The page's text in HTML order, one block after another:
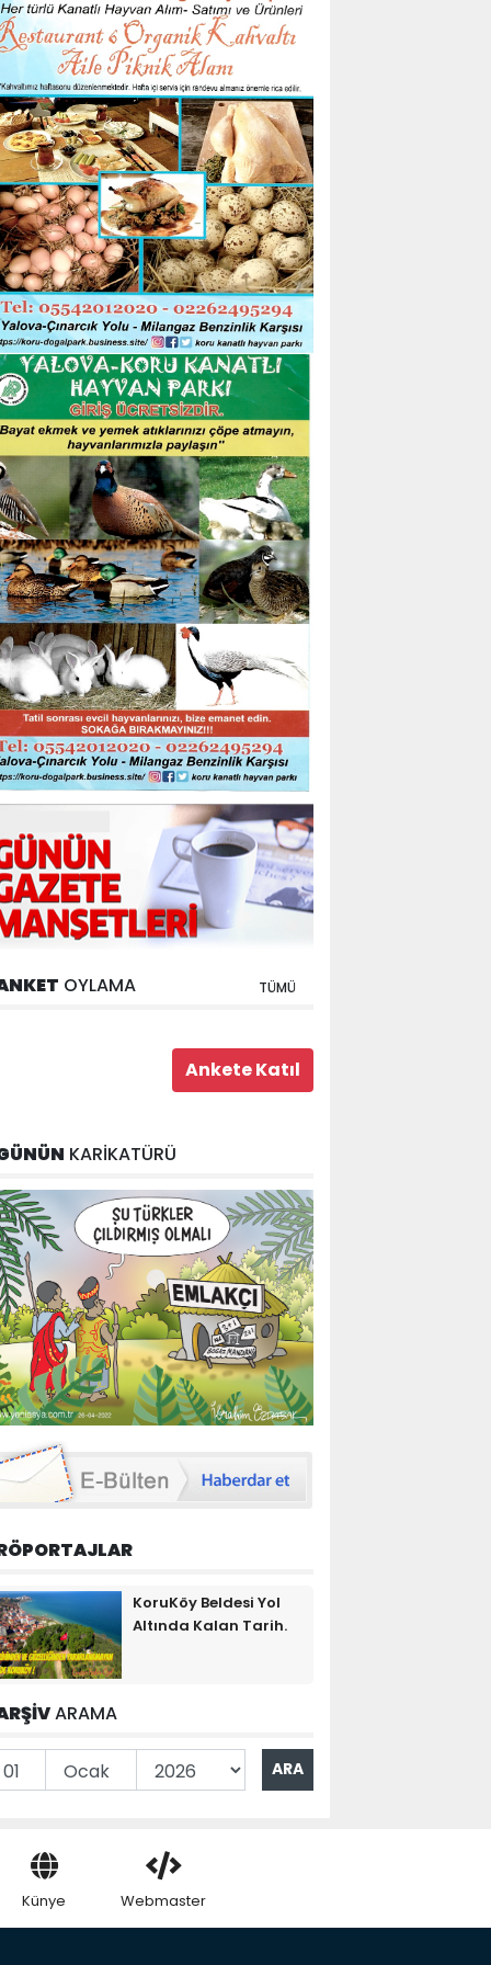
OYLAMA TÜMÜ
KARİKATÜRÜ
KoruKöy Beldesi Yol
Altında Kalan Tarih.
ARAMA
Künye Webmaster